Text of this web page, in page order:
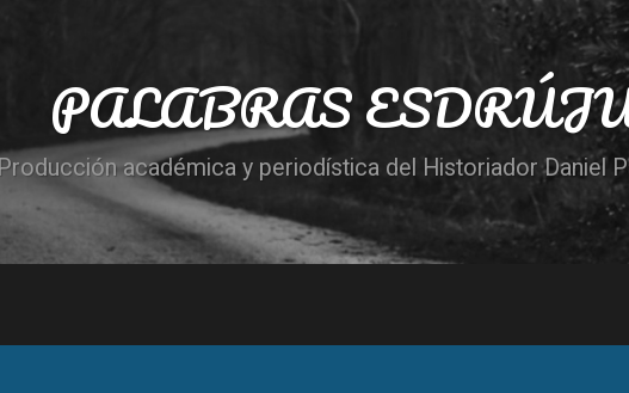
PALABRAS
Producción académica y periodística del Historiador Daniel